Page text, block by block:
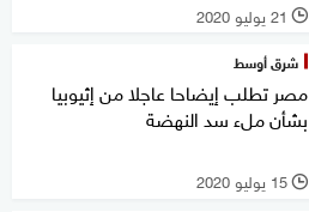
l 21 يوليو 2020
شرق أوسط
مصر تطلب إيضاحا عاجلا من إثيوبيا
بشأن ملء سد النهضة
l 15 يوليو 2020